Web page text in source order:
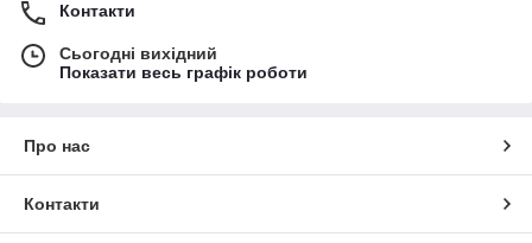
Контакти
Сьогодні вихідний
Показати весь графік роботи
Про нас
Контакти